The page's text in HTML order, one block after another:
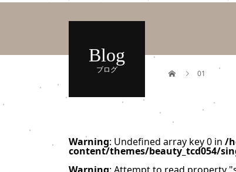
Blog
ブログ 01
Warning: Undefined array key 0 in /
content/themes/beauty_tcd054/